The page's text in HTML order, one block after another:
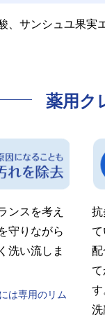
、サンシュユ果実
薬用ク
ンスを考え
守りながら
洗い流しま
は専用のリム
す